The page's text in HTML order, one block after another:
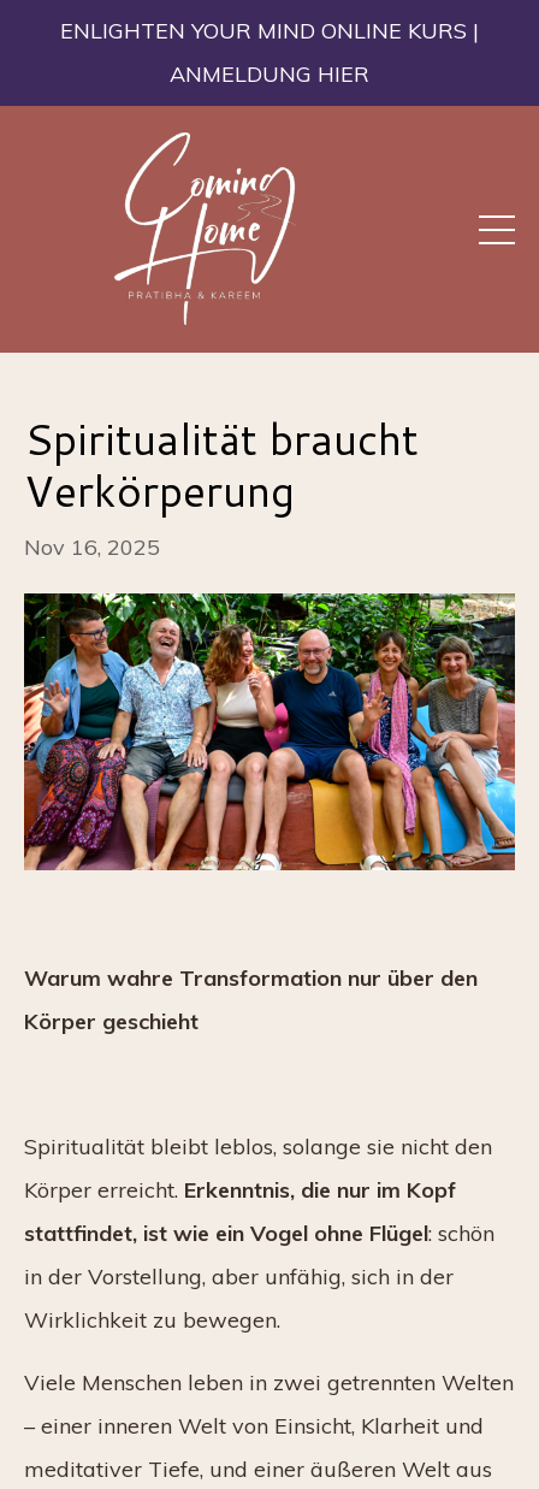
ENLIGHTEN YOUR MIND ONLINE KURS |
ANMELDUNG HIER
Spiritualität braucht
Verkörperung
Nov 16, 2025
Warum wahre Transformation nur über den
Körper geschieht
Spiritualität bleibt leblos, solange sie nicht den
Körper erreicht. Erkenntnis, die nur im Kopf
stattfindet, ist wie ein Vogel ohne Flügel: schön
in der Vorstellung, aber unfähig, sich in der
Wirklichkeit zu bewegen.
Viele Menschen leben in zwei getrennten Welten
– einer inneren Welt von Einsicht, Klarheit und
meditativer Tiefe, und einer äußeren Welt aus